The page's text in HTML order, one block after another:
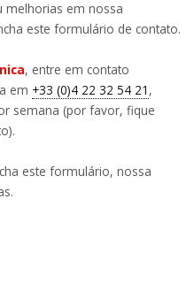
melhorias em nossa
este formulário de contato.
, entre em contato
em +33 (0)4 22 32 54 21 ,
semana (por favor, fique
este formulário, nossa